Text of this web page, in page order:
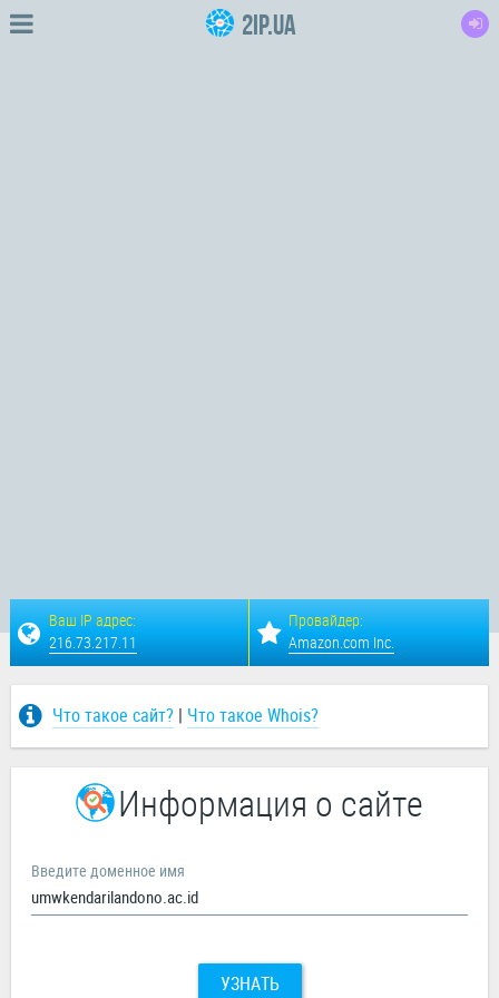
2IP.ua
Ваш IP адрес:
216.73.217.11
Провайдер:
Amazon.com Inc.
Что такое сайт? | Что такое Whois?
Информация о сайте
Введите доменное имя
УЗНАТЬ